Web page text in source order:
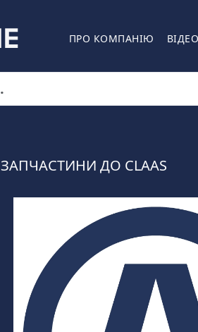
ПРО КОМПАНІЮ ВІДЕО
ЗАПЧАСТИНИ ДО CLAAS